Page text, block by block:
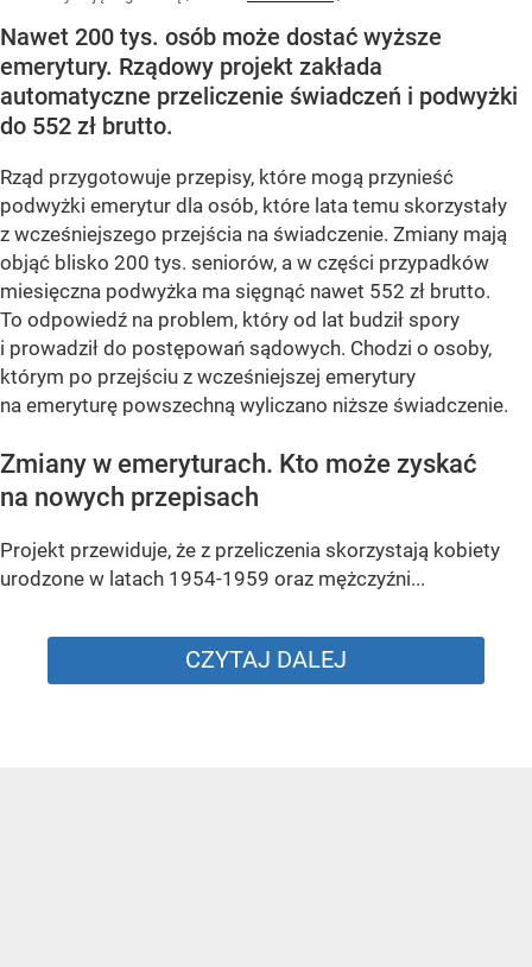
Nawet 200 tys. osób może dostać wyższe
emerytury. Rządowy projekt zakłada
automatyczne przeliczenie świadczeń i podwyżki
do 552 zł brutto.
Rząd przygotowuje przepisy, które mogą przynieść
podwyżki emerytur dla osób, które lata temu skorzystały
z wcześniejszego przejścia na świadczenie. Zmiany mają
objąć blisko 200 tys. seniorów, a w części przypadków
miesięczna podwyżka ma sięgnąć nawet 552 zł brutto.
To odpowiedź na problem, który od lat budził spory
i prowadził do postępowań sądowych. Chodzi o osoby,
którym po przejściu z wcześniejszej emerytury
na emeryturę powszechną wyliczano niższe świadczenie.
Zmiany w emeryturach. Kto może zyskać
na nowych przepisach
Projekt przewiduje, że z przeliczenia skorzystają kobiety
urodzone w latach 1954-1959 oraz mężczyźni...
CZYTAJ DALEJ